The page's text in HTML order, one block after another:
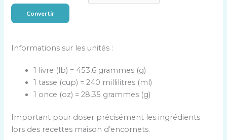
r
d
e
r
Convertir
Informations sur les unités :
1 livre (lb) = 453,6 grammes (g)
1 tasse (cup) = 240 millilitres (ml)
1 once (oz) = 28,35 grammes (g)
Important pour doser précisément les ingrédients
lors des recettes maison d’encornets.